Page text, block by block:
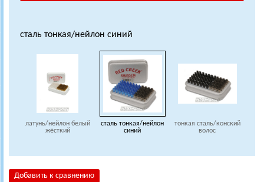
сталь тонкая/нейлон синий
латунь/нейлон белый
жёсткий
сталь тонкая/нейлон
синий
тонкая сталь/конский
волос
Добавить к сравнению